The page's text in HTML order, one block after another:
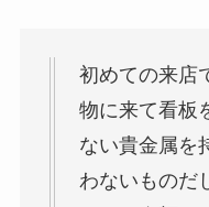
初めての来店
物に来て看板
ない貴金属を
わないものだ